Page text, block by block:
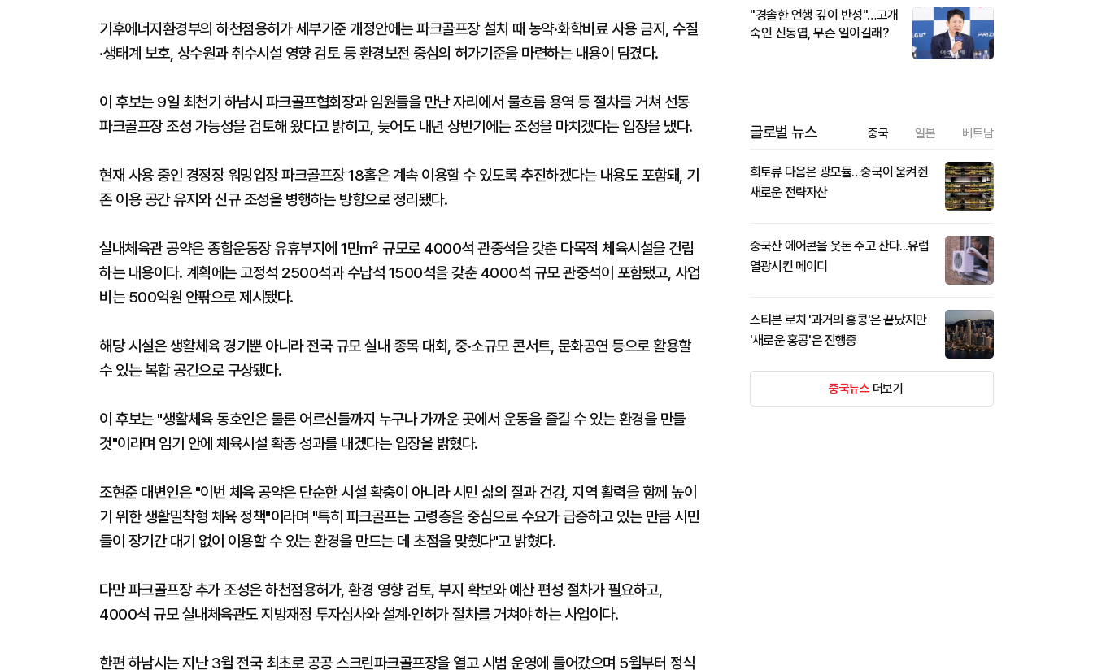
기후에너지환경부의 하천점용허가 세부기준 개정안에는 파크골프장 설치 때 농약·화학비료 사용 금지, 수질
·생태계 보호, 상수원과 취수시설 영향 검토 등 환경보전 중심의 허가기준을 마련하는 내용이 담겼다.
이 후보는 9일 최천기 하남시 파크골프협회장과 임원들을 만난 자리에서 물흐름 용역 등 절차를 거쳐 선동
파크골프장 조성 가능성을 검토해 왔다고 밝히고, 늦어도 내년 상반기에는 조성을 마치겠다는 입장을 냈다.
현재 사용 중인 경정장 워밍업장 파크골프장 18홀은 계속 이용할 수 있도록 추진하겠다는 내용도 포함돼, 기
존 이용 공간 유지와 신규 조성을 병행하는 방향으로 정리됐다.
실내체육관 공약은 종합운동장 유휴부지에 1만㎡ 규모로 4000석 관중석을 갖춘 다목적 체육시설을 건립
하는 내용이다. 계획에는 고정석 2500석과 수납석 1500석을 갖춘 4000석 규모 관중석이 포함됐고, 사업
비는 500억원 안팎으로 제시됐다.
해당 시설은 생활체육 경기뿐 아니라 전국 규모 실내 종목 대회, 중·소규모 콘서트, 문화공연 등으로 활용할
수 있는 복합 공간으로 구상됐다.
이 후보는 "생활체육 동호인은 물론 어르신들까지 누구나 가까운 곳에서 운동을 즐길 수 있는 환경을 만들
것"이라며 임기 안에 체육시설 확충 성과를 내겠다는 입장을 밝혔다.
조현준 대변인은 "이번 체육 공약은 단순한 시설 확충이 아니라 시민 삶의 질과 건강, 지역 활력을 함께 높이
기 위한 생활밀착형 체육 정책"이라며 "특히 파크골프는 고령층을 중심으로 수요가 급증하고 있는 만큼 시민
들이 장기간 대기 없이 이용할 수 있는 환경을 만드는 데 초점을 맞췄다"고 밝혔다.
다만 파크골프장 추가 조성은 하천점용허가, 환경 영향 검토, 부지 확보와 예산 편성 절차가 필요하고,
4000석 규모 실내체육관도 지방재정 투자심사와 설계·인허가 절차를 거쳐야 하는 사업이다.
한편 하남시는 지난 3월 전국 최초로 공공 스크린파크골프장을 열고 시범 운영에 들어갔으며 5월부터 정식
"경솔한 언행 깊이 반성"…고개
숙인 신동엽, 무슨 일이길래?
글로벌 뉴스 중국 일본 베트남
희토류 다음은 광모듈…중국이 움켜쥔
새로운 전략자산
중국산 에어콘을 웃돈 주고 산다...유럽
열광시킨 메이디
스티븐 로치 '과거의 홍콩'은 끝났지만
'새로운 홍콩'은 진행중
중국뉴스더보기